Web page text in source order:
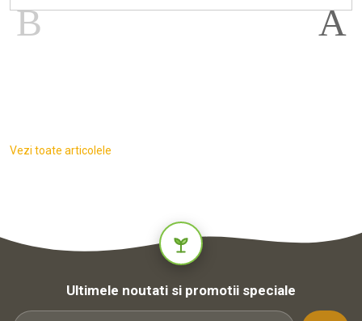
Vezi toate articolele
Ultimele noutati si promotii speciale